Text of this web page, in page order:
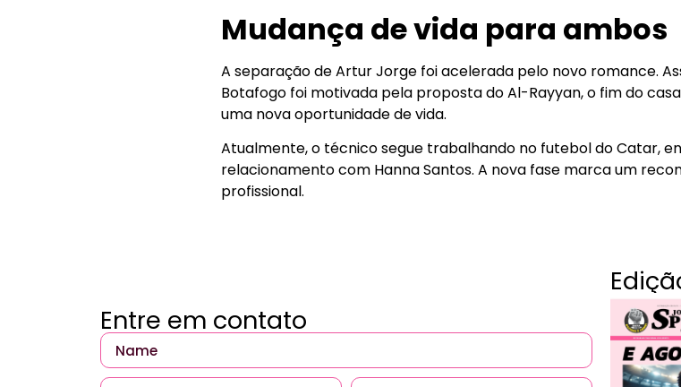
Mudança de vida para ambos
A separação de Artur Jorge foi acelerada pelo novo romance.
Botafogo foi motivada pela proposta do Al-Rayyan, o fim do
uma nova oportunidade de vida.
Atualmente, o técnico segue trabalhando no futebol do Catar,
relacionamento com Hanna Santos. A nova fase marca um
profissional.
Entre em contato